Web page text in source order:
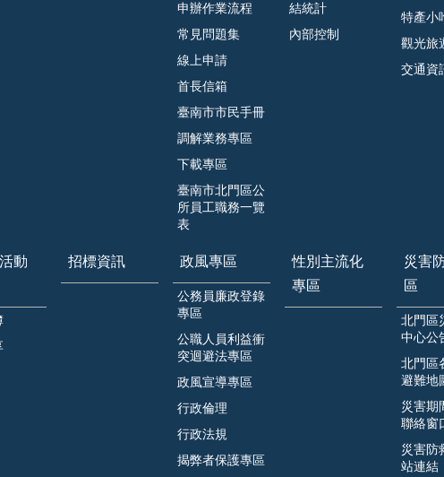
申辦作業流程
常見問題集
線上申請
首長信箱
臺南市市民手冊
調解業務專區
下載專區
臺南市北門區公
所員工職務一覽
表
結統計
內部控制
特產小
觀光旅
交通資
動
招標資訊 政風專區
公務員廉政登錄
專區
公職人員利益衝
突迴避法專區
政風宣導專區
行政倫理
行政法規
揭弊者保護專區
性別主流化
專區
災害
區
北門區
中心公
北門區
避難地
災害期
聯絡窗
災害防
站連結